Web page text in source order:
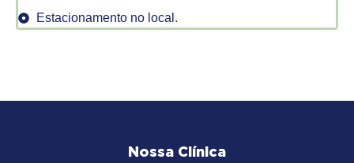
Estacionamento no local.
Nossa Clínica